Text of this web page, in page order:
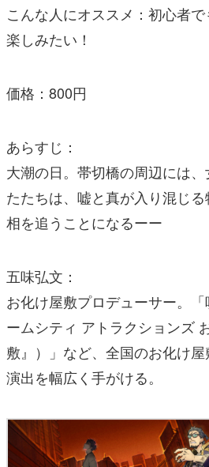
こんな人にオススメ：初心者
楽しみたい！
価格：800円
あらすじ：
大潮の日。帯切橋の周辺には
たたちは、嘘と真が入り混じ
相を追うことになるーー
五味弘文：
お化け屋敷プロデューサー。
ームシティ アトラクションズ
敷』）」など、全国のお化け
演出を幅広く手がける。